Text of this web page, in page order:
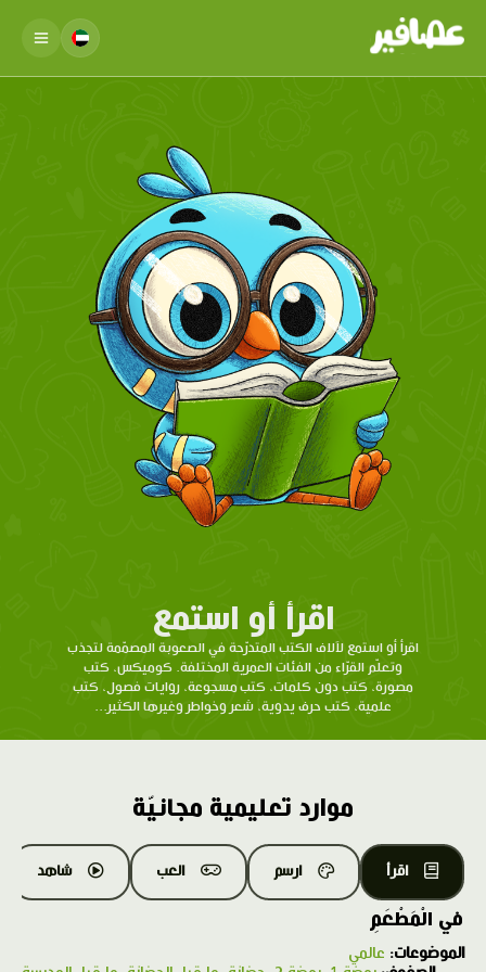
اقرأ أو استمع
اقرأ أو استمع لآلاف الكتب المتدرّحة في الصعوبة المصمّمة لتجذب
وتعلّم القرّاء من الفئات العمرية المختلفة. كوميكس، كتب
مصورة، كتب دون كلمات، كتب مسجوعة، روايات فصول، كتب
علمية، كتب حرف يدوية، شعر وخواطر وغيرها الكثير...
موارد تعليمية مجانيّة
اقرأ ارسم العب شاهد
في الْمَطْعَمِ
الموضوعات: عالمي